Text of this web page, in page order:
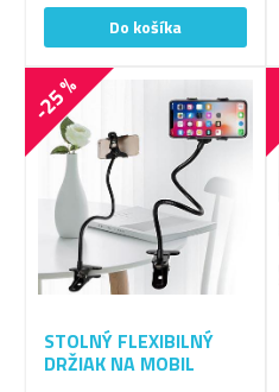
-25 %
STOLNÝ FLEXIBILNÝ
DRŽIAK NA MOBIL